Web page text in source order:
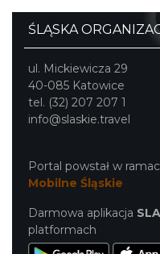
ŚLĄSKA
ul. Mickiewicza 29
40-085 Katowice
tel. (32) 207 207 1
info@slaskie.travel
Portal powstał w
Mobilne Śląskie
Darmowa aplikacja
platformach